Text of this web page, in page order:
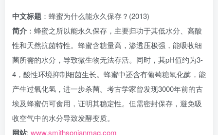
中文标题 ：蜂蜜为什么能永久保存？(2013)
简介 ：蜂蜜之所以能永久保存，主要归功于其低水分、高酸
性和天然抗菌特性。蜂蜜含糖量高，渗透压极强，能吸收细
菌所需的水分，导致微生物无法存活。同时，其pH值约为3-
4，酸性环境抑制细菌生长。蜂蜜中还含有葡萄糖氧化酶，能
产生过氧化氢，进一步杀菌。考古学家曾发现3000年前的古
埃及蜂蜜仍可食用，证明其稳定性。但需密封保存，避免吸
收空气中的水分导致发酵变质。
网站: www.smithsonianmag.com